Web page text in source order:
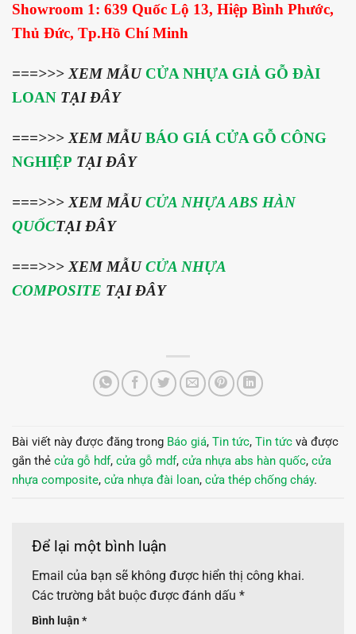
Showroom 1: 639 Quốc Lộ 13, Hiệp Bình Phước,
Thủ Đức, Tp.Hồ Chí Minh
===>>> XEM MẪUCỬA NHỰA GIẢ GỖ ĐÀI
LOAN TẠI ĐÂY
===>>> XEM MẪU BÁO GIÁ CỬA GỖ CÔNG
NGHIỆP TẠI ĐÂY
===>>> XEM MẪUCỬA NHỰA ABS HÀN
QUỐCTẠI ĐÂY
===>>> XEM MẪUCỬA NHỰA
COMPOSITE TẠI ĐÂY
Bài viết này được đăng trong Báo giá, Tin tức, Tin tức và được
gắn thẻ cửa gỗ hdf, cửa gỗ mdf, cửa nhựa abs hàn quốc, cửa
nhựa composite, cửa nhựa đài loan, cửa thép chống cháy.
Để lại một bình luận
Email của bạn sẽ không được hiển thị công khai.
Các trường bắt buộc được đánh dấu *
Bình luận *